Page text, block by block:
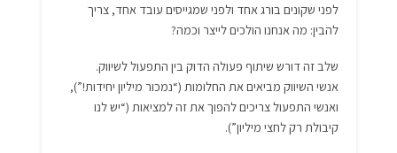
לפני שקונים בורג אחד ולפני שמגייסים עובד אחד, צריך
להבין: מה אנחנו הולכים לייצר וכמה?
שלב זה דורש שיתוף פעולה הדוק בין התפעול לשיווק.
אנשי השיווק מביאים את החלומות (“נמכור מיליון יחידות!”),
ואנשי התפעול צריכים להפוך את זה למציאות (“יש לנו
קיבולת רק לחצי מיליון”).